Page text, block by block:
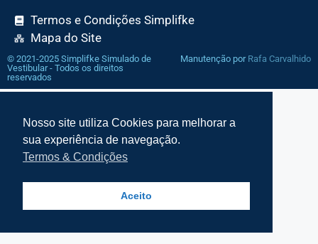
Termos e Condições Simplifke
Mapa do Site
© 2021-2025 Simplifke Simulado de
Vestibular - Todos os direitos
reservados
Manutenção por Rafa Carvalhido
Nosso site utiliza Cookies para melhorar a
sua experiência de navegação.
Termos & Condições
Aceito